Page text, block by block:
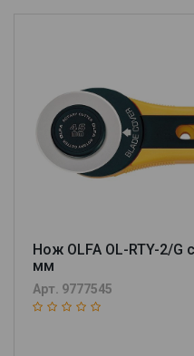
Нож OLFA OL-RTY-2/
мм
Арт. 9777545